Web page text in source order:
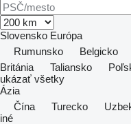
Slovensko Európa
Rumunsko
Belgicko
Británia
Taliansko
ukázať všetky
Ázia
Čína
Turecko
iné